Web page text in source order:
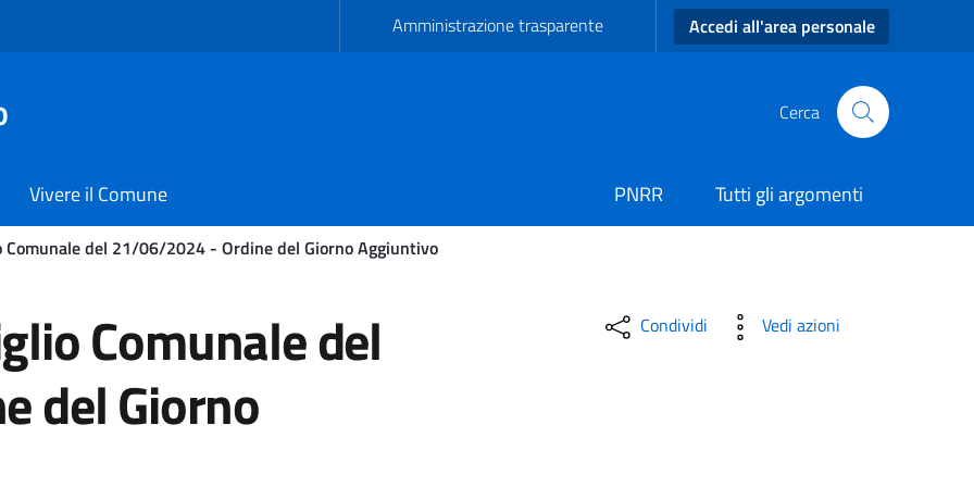
Amministrazione trasparente Accedi all'area personale
Cerca
Vivere il Comune PNRR
Tutti gli argomenti
Comunale del 21/06/2024 - Ordine del Giorno Aggiuntivo
del 21/06/2024 - Ordine del Giorno
Comunale del
del Giorno
Condividi Vedi azioni